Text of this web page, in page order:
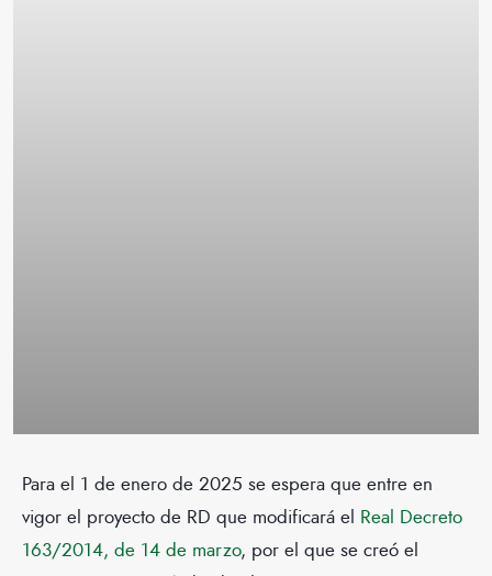
Para el 1 de enero de 2025 se espera que entre en
vigor el proyecto de RD que modificará el Real Decreto
163/2014, de 14 de marzo, por el que se creó el